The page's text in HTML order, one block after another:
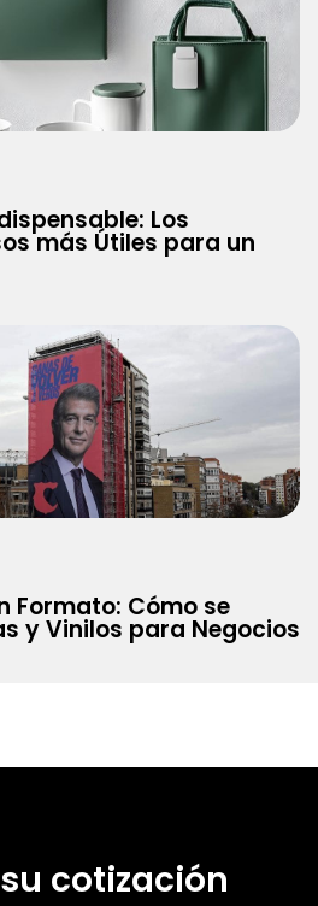
Los
más Útiles para un
Formato: Cómo se
y Vinilos para Negocios
cotización